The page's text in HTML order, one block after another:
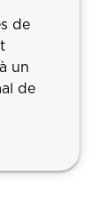
de
un
de